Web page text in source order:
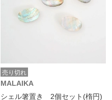
売り切れ
MALAIKA
シェル箸置き 2個セット(楕円)